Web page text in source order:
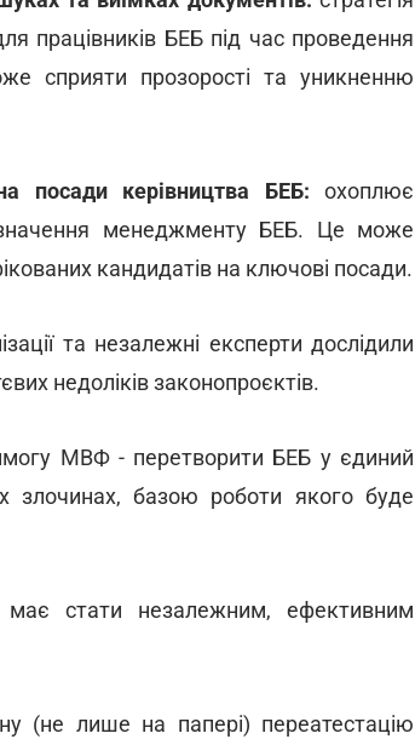
працівників БЕБ під час проведення
сприяти прозорості та уникненню
посади керівництва БЕБ: охоплює
менеджменту БЕБ. Це може
кандидатів на ключові посади.
та незалежні експерти дослідили
недоліків законопроєктів.
МВФ - перетворити БЕБ у єдиний
злочинах, базою роботи якого буде
має стати незалежним, ефективним
(не лише на папері) переатестацію